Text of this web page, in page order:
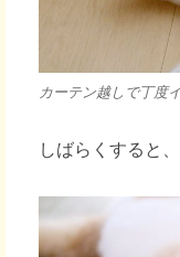
カーテン越しで丁度
しばらくすると